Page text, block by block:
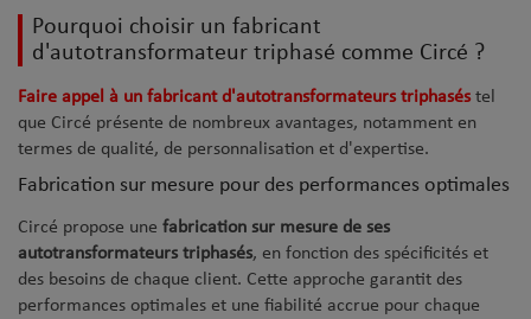
Pourquoi choisir un fabricant
d'autotransformateur triphasé comme Circé ?
Faire appel à un fabricant d'autotransformateurs triphaséstel
que Circé présente de nombreux avantages, notamment en
termes de qualité, de personnalisation et d'expertise.
Fabrication sur mesure pour des performances optimales
Circé propose une fabrication sur mesure de ses
autotransformateurs triphasés, en fonction des spécificités et
des besoins de chaque client. Cette approche garantit des
performances optimales et une fiabilité accrue pour chaque